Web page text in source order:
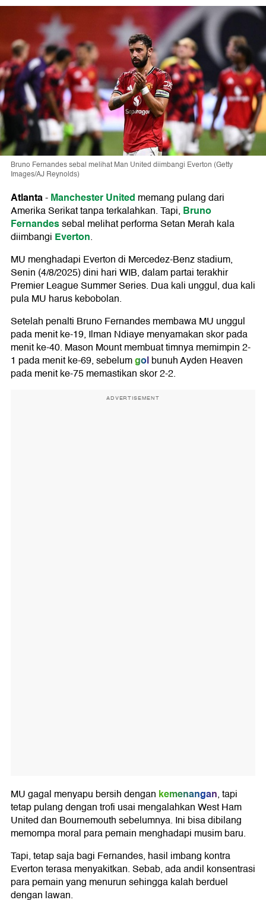
Bruno Fernandes sebal melihat Man United diimbangi Everton (Getty
Images/AJ Reynolds)
Atlanta-Manchester United memang pulang dari
Amerika Serikat tanpa terkalahkan. Tapi, Bruno
Fernandessebal melihat performa Setan Merah kala
diimbangi Everton.
MU menghadapi Everton di Mercedez-Benz stadium,
Senin (4/8/2025) dini hari WIB, dalam partai terakhir
Premier League Summer Series. Dua kali unggul, dua kali
pula MU harus kebobolan.
Setelah penalti Bruno Fernandes membawa MU unggul
pada menit ke-19, Ilman Ndiaye menyamakan skor pada
menit ke-40. Mason Mount membuat timnya memimpin 2-
1 pada menit ke-69, sebelumgolbunuh Ayden Heaven
pada menit ke-75 memastikan skor 2-2.
ADVERTISEMENT
MU gagal menyapu bersih dengan kemenangan, tapi
tetap pulang dengan trofi usai mengalahkan West Ham
United dan Bournemouth sebelumnya. Ini bisa dibilang
memompa moral para pemain menghadapi musim baru.
Tapi, tetap saja bagi Fernandes, hasil imbang kontra
Everton terasa menyakitkan. Sebab, ada andil konsentrasi
para pemain yang menurun sehingga kalah berduel
dengan lawan.